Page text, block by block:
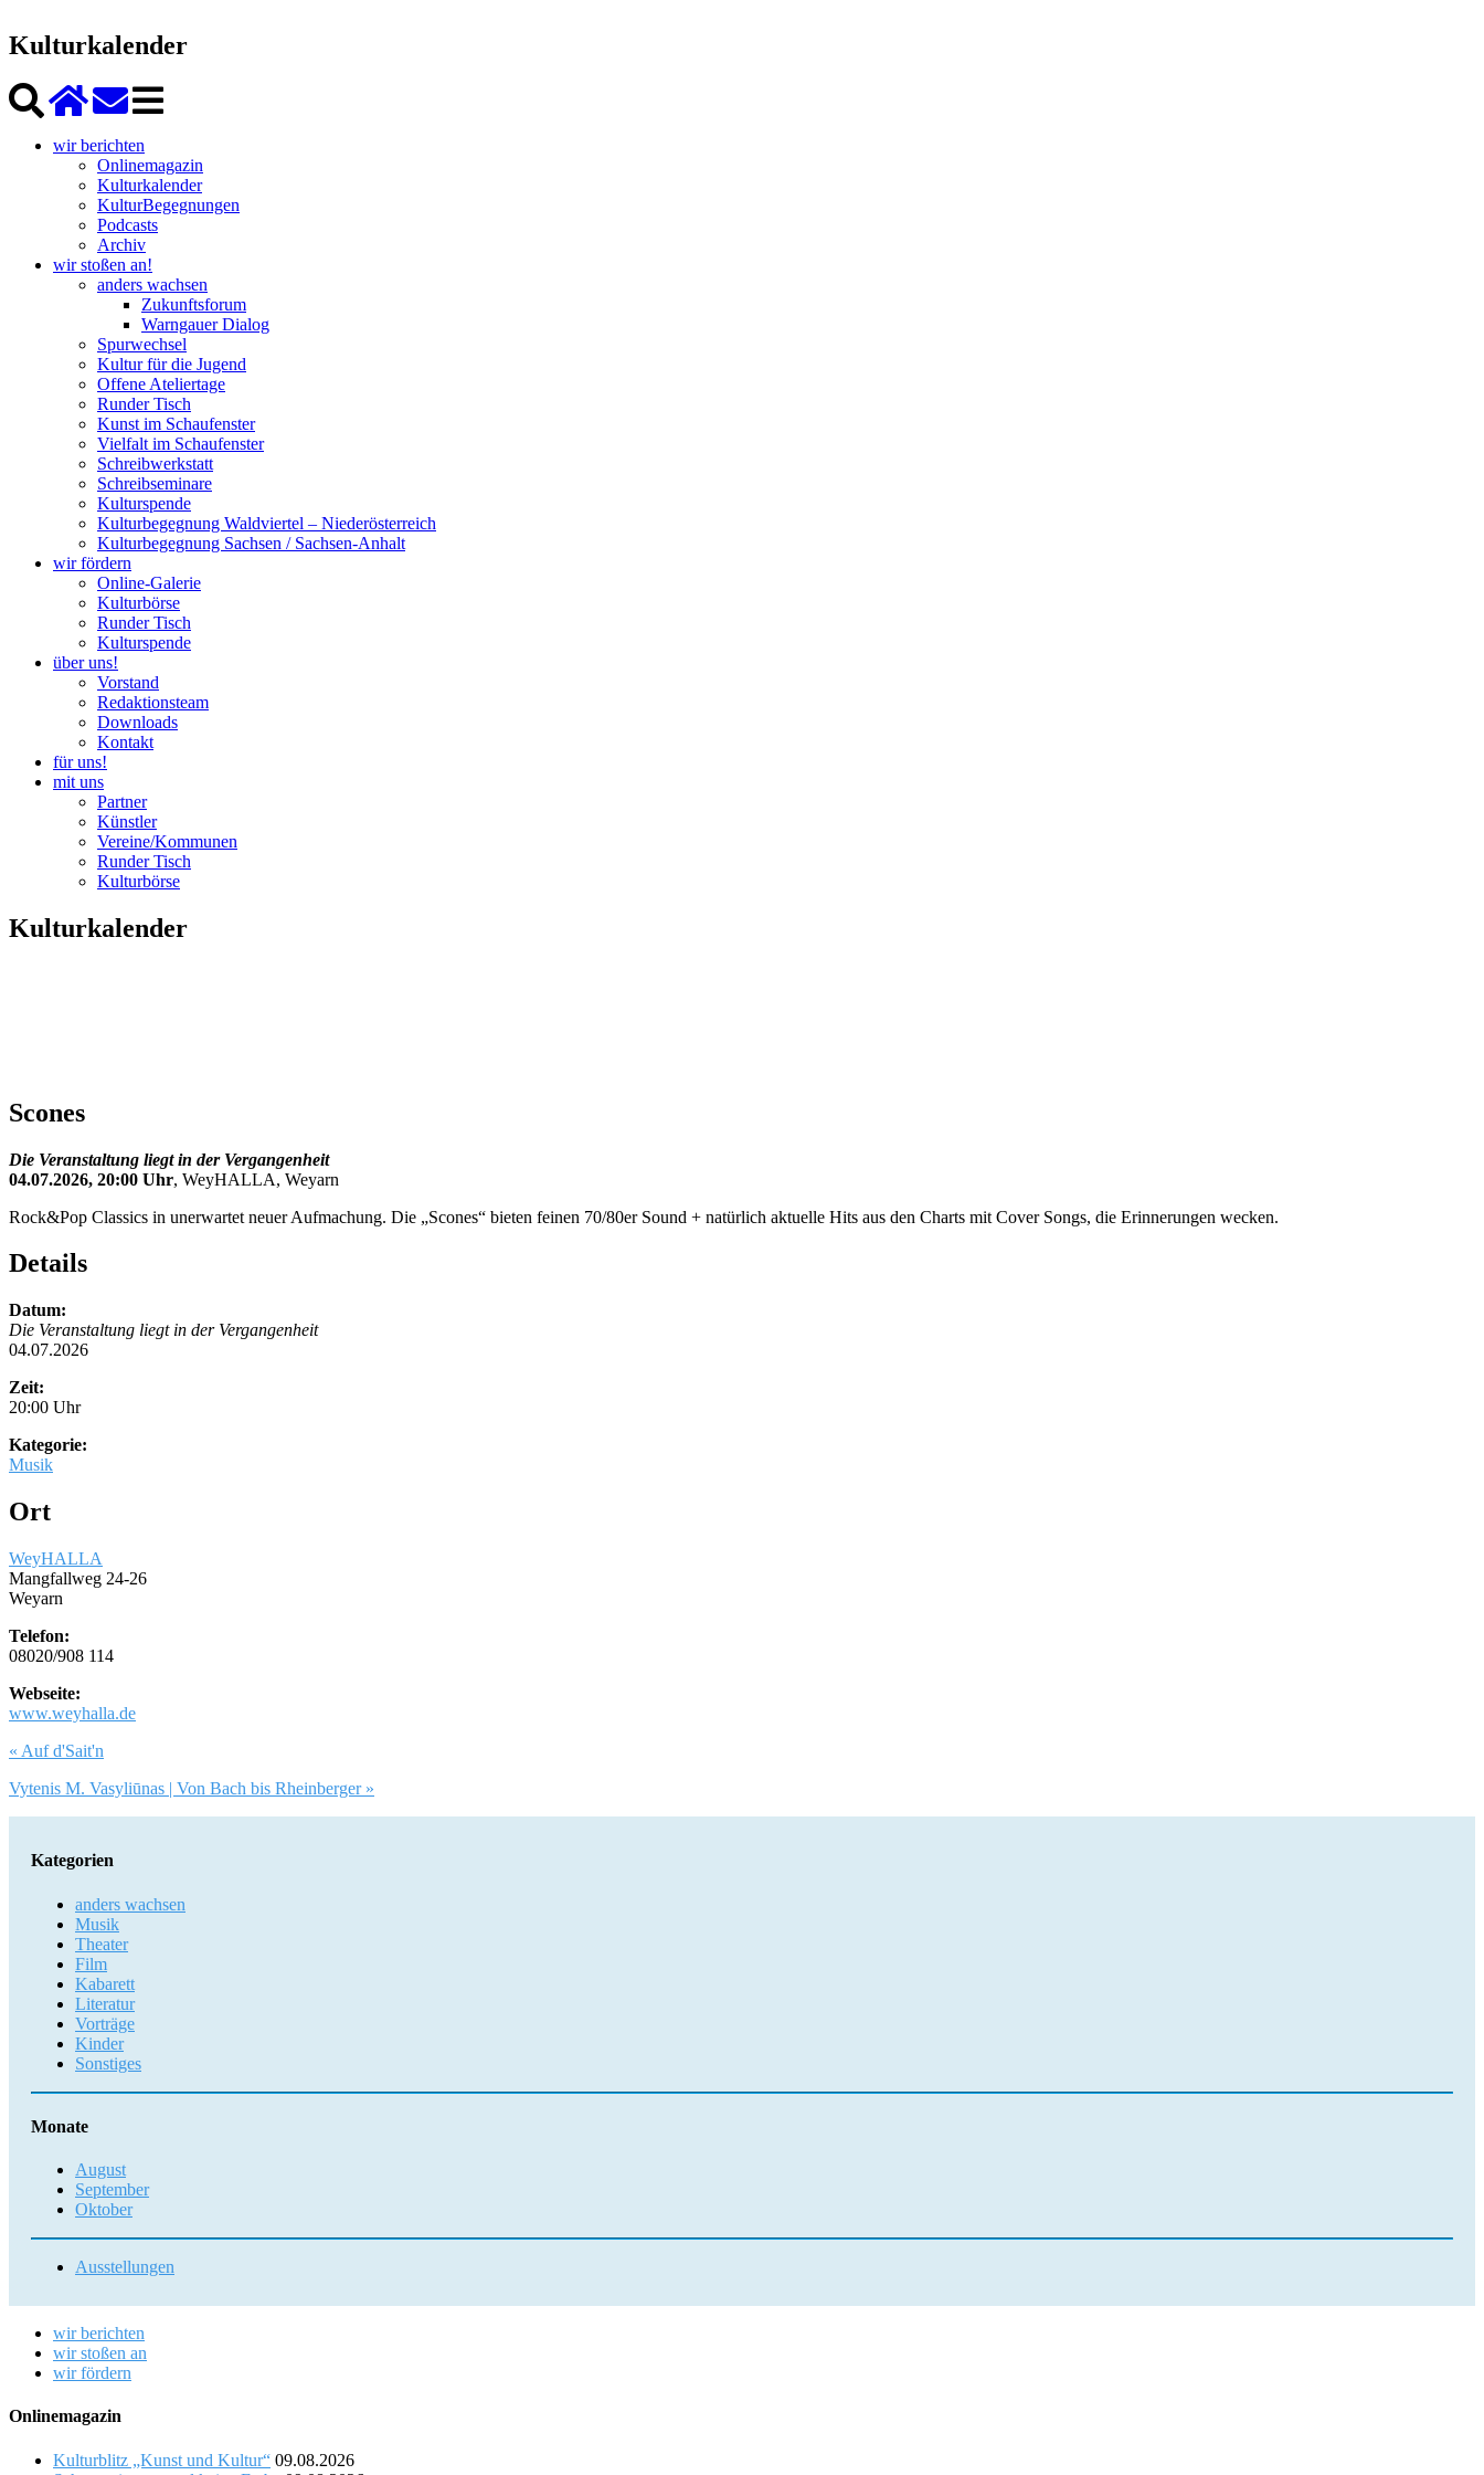
Kulturkalender
wir berichten
Onlinemagazin
Kulturkalender
KulturBegegnungen
Podcasts
Archiv
wir stoßen an!
anders wachsen
Zukunftsforum
Warngauer Dialog
Spurwechsel
Kultur für die Jugend
Offene Ateliertage
Runder Tisch
Kunst im Schaufenster
Vielfalt im Schaufenster
Schreibwerkstatt
Schreibseminare
Kulturspende
Kulturbegegnung Waldviertel – Niederösterreich
Kulturbegegnung Sachsen / Sachsen-Anhalt
wir fördern
Online-Galerie
Kulturbörse
Runder Tisch
Kulturspende
über uns!
Vorstand
Redaktionsteam
Downloads
Kontakt
für uns!
mit uns
Partner
Künstler
Vereine/Kommunen
Runder Tisch
Kulturbörse
Kulturkalender
Scones
Die Veranstaltung liegt in der Vergangenheit
04.07.2026, 20:00 Uhr, WeyHALLA, Weyarn
Rock&Pop Classics in unerwartet neuer Aufmachung. Die „Scones“ bieten feinen 70/80er Sound + natürlich aktuelle Hits aus den Charts mit Cover Songs, die Erinnerungen wecken.
Details
Datum:
Die Veranstaltung liegt in der Vergangenheit
04.07.2026
Zeit:
20:00 Uhr
Kategorie:
Musik
Ort
WeyHALLA
Mangfallweg 24-26
Weyarn
Telefon:
08020/908 114
Webseite:
www.weyhalla.de
Artikel-
« Auf d'Sait'n
Vytenis M. Vasyliūnas | Von Bach bis Rheinberger »
Kategorien
anders wachsen
Musik
Theater
Film
Kabarett
Literatur
Vorträge
Kinder
Sonstiges
Monate
August
September
Oktober
Ausstellungen
wir berichten
wir stoßen an
wir fördern
Onlinemagazin
Kulturblitz „Kunst und Kultur“ 09.08.2026